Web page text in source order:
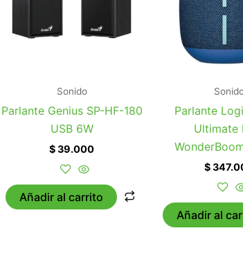
Sonido
Parlante Genius SP-HF-180
USB 6W
$39.000
Añadir al carrito
Parlante
Ultimate
$
Añadir al